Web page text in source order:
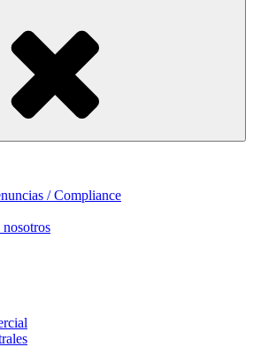
/ Compliance